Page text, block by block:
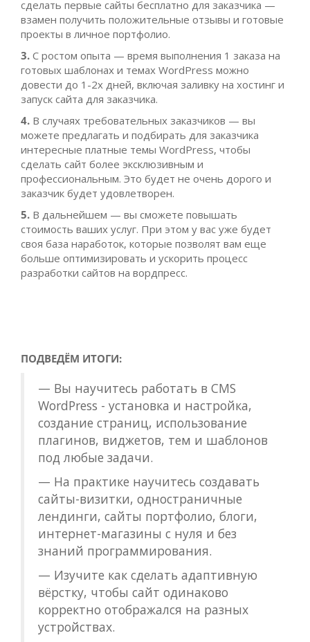
сделать первые сайты бесплатно для заказчика —
взамен получить положительные отзывы и готовые
проекты в личное портфолио.
3. С ростом опыта — время выполнения 1 заказа на
готовых шаблонах и темах WordPress можно
довести до 1-2х дней, включая заливку на хостинг и
запуск сайта для заказчика.
4. В случаях требовательных заказчиков — вы
можете предлагать и подбирать для заказчика
интересные платные темы WordPress, чтобы
сделать сайт более эксклюзивным и
профессиональным. Это будет не очень дорого и
заказчик будет удовлетворен.
5. В дальнейшем — вы сможете повышать
стоимость ваших услуг. При этом у вас уже будет
своя база наработок, которые позволят вам еще
больше оптимизировать и ускорить процесс
разработки сайтов на вордпресс.
ПОДВЕДЁМ ИТОГИ:
— Вы научитесь работать в CMS
WordPress - установка и настройка,
создание страниц, использование
плагинов, виджетов, тем и шаблонов
под любые задачи.
— На практике научитесь создавать
сайты-визитки, одностраничные
лендинги, сайты портфолио, блоги,
интернет-магазины с нуля и без
знаний программирования.
— Изучите как сделать адаптивную
вёрстку, чтобы сайт одинаково
корректно отображался на разных
устройствах.